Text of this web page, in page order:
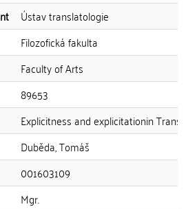
Ústav translatologie
Filozofická fakulta
Faculty of Arts
89653
Explicitness and explicitationin
Duběda, Tomáš
001603109
Mgr.